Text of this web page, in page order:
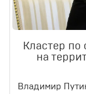
Кластер по
на
Владимир